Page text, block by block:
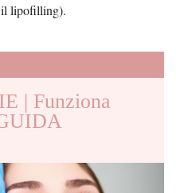
il lipofilling).
| Funziona